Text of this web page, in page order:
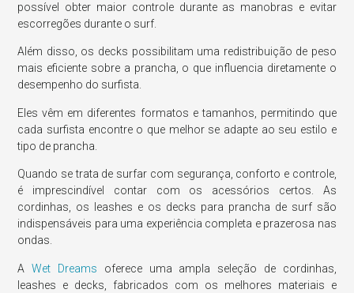
possível obter maior controle durante as manobras e evitar
escorregões durante o surf.
Além disso, os decks possibilitam uma redistribuição de peso
mais eficiente sobre a prancha, o que influencia diretamente o
desempenho do surfista.
Eles vêm em diferentes formatos e tamanhos, permitindo que
cada surfista encontre o que melhor se adapte ao seu estilo e
tipo de prancha.
Quando se trata de surfar com segurança, conforto e controle,
é imprescindível contar com os acessórios certos. As
cordinhas, os leashes e os decks para prancha de surf são
indispensáveis para uma experiência completa e prazerosa nas
ondas.
AWet Dreams oferece uma ampla seleção de cordinhas,
leashes e decks, fabricados com os melhores materiais e